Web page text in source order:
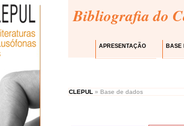
Bibliografia do
APRESENTAÇÃO BASE
CLEPUL » Base de dados